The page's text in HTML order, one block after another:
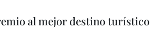
al mejor destino turístico